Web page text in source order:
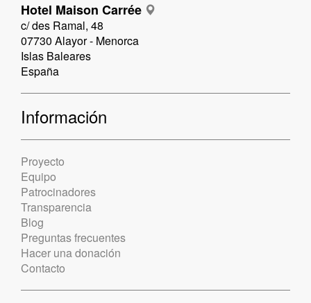
Hotel Maison Carrée
c/ des Ramal, 48
07730 Alayor - Menorca
Islas Baleares
España
Información
Proyecto
Equipo
Patrocinadores
Transparencia
Blog
Preguntas frecuentes
Hacer una donación
Contacto